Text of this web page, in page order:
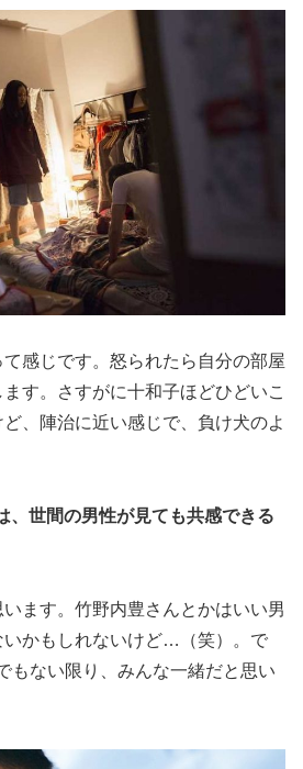
感じです。怒られたら自分の部屋
す。さすがに十和子ほどひどいこ
、陣治に近い感じで、負け犬のよ
、世間の男性が見ても共感できる
ます。竹野内豊さんとかはいい男
いかもしれないけど…（笑）。で
もない限り、みんな一緒だと思い